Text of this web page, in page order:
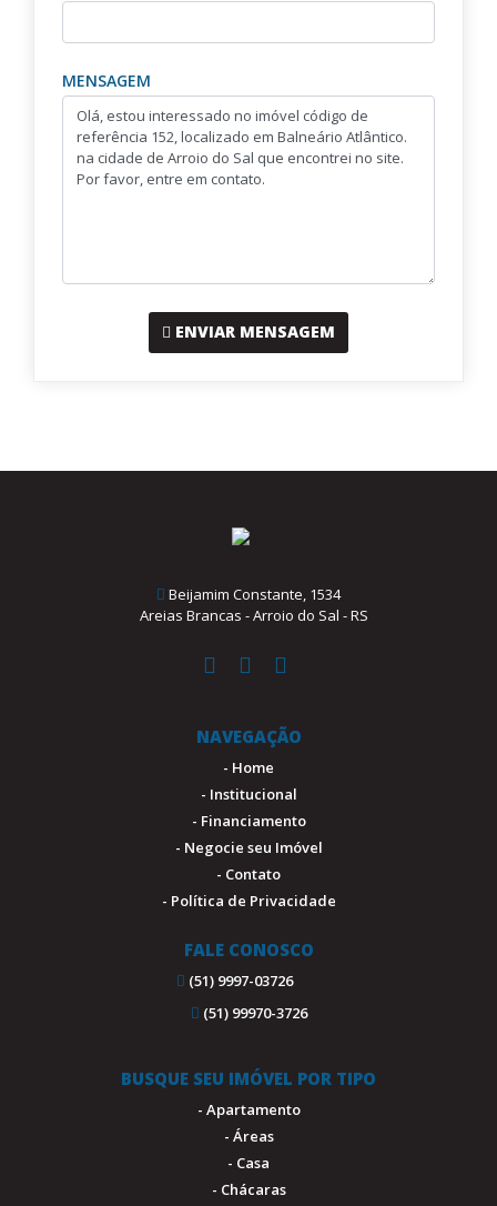
MENSAGEM
ENVIAR MENSAGEM
Beijamim Constante, 1534
Areias Brancas - Arroio do Sal - RS
NAVEGAÇÃO
- Home
- Institucional
- Financiamento
- Negocie seu Imóvel
- Contato
- Política de Privacidade
FALE CONOSCO
(51) 9997-03726
(51) 99970-3726
BUSQUE SEU IMÓVEL POR TIPO
- Apartamento
- Áreas
- Casa
- Chácaras